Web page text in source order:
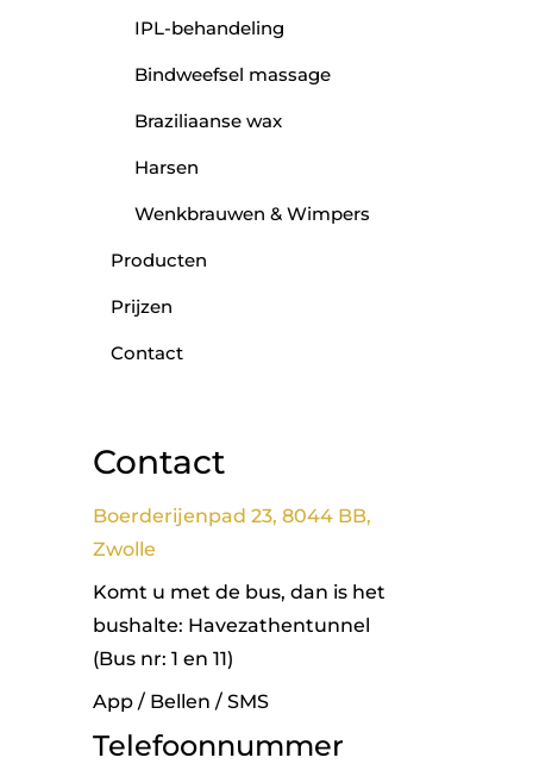
IPL-behandeling
Bindweefsel massage
Braziliaanse wax
Harsen
Wenkbrauwen & Wimpers
Producten
Prijzen
Contact
Contact
Boerderijenpad 23, 8044 BB,
Zwolle
Komt u met de bus, dan is het
bushalte: Havezathentunnel
(Bus nr: 1 en 11)
App / Bellen / SMS
Telefoonnummer